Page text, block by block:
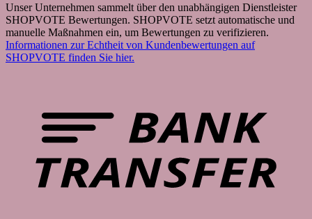
Unser Unternehmen sammelt über den unabhängigen Dienstleister
SHOPVOTE Bewertungen. SHOPVOTE setzt automatische und
manuelle Maßnahmen ein, um Bewertungen zu verifizieren.
Informationen zur Echtheit von Kundenbewertungen auf
SHOPVOTE finden Sie hier.